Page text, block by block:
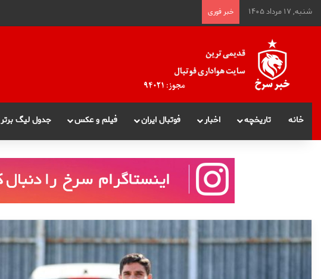
شنبه, ۱۷ مرداد ۱۴۰۵ خبر فوری
خانه تاریخچه اخبار فوتبال ایران فیلم و عکس جدول لیگ برتر